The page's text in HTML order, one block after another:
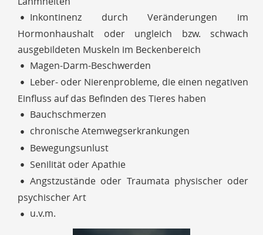
Inkontinenz durch Veränderungen im
Hormonhaushalt oder ungleich bzw. schwach
ausgebildeten Muskeln im Beckenbereich
Magen-Darm-Beschwerden
Leber- oder Nierenprobleme, die einen negativen
Einfluss auf das Befinden des Tieres haben
Bauchschmerzen
chronische Atemwegserkrankungen
Bewegungsunlust
Senilität oder Apathie
Angstzustände oder Traumata physischer oder
psychischer Art
u.v.m.